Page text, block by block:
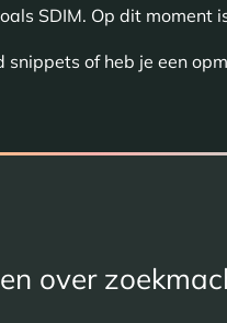
SDIM. Op dit
of heb je een
over